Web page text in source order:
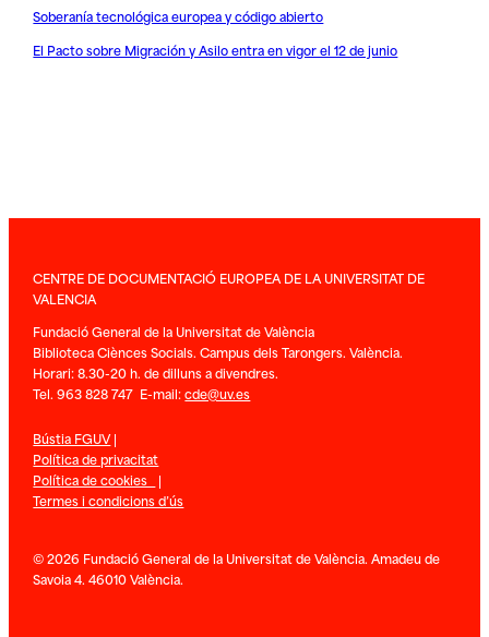
Soberanía tecnológica europea y código abierto
El Pacto sobre Migración y Asilo entra en vigor el 12 de junio
CENTRE DE DOCUMENTACIÓ EUROPEA DE LA UNIVERSITAT DE
VALENCIA
Fundació General de la Universitat de València
Biblioteca Ciènces Socials. Campus dels Tarongers. València.
Horari: 8.30-20 h. de dilluns a divendres.
Tel. 963 828 747 E-mail:cde@uv.es
Bústia FGUV|
Política de privacitat
Política de cookies |
Termes i condicions d’ús
© 2026 Fundació General de la Universitat de València. Amadeu de
Savoia 4. 46010 València.